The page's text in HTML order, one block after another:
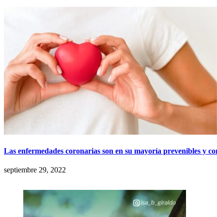
Las enfermedades coronarias son en su mayoría prevenibles y
septiembre 29, 2022